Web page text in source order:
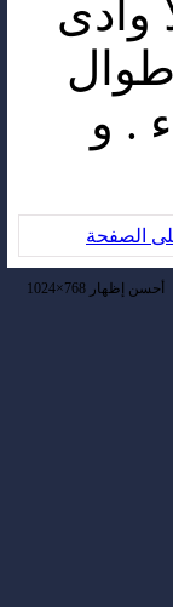
وأدى
. و
الصفحة
أحسن إظهار 768×1024